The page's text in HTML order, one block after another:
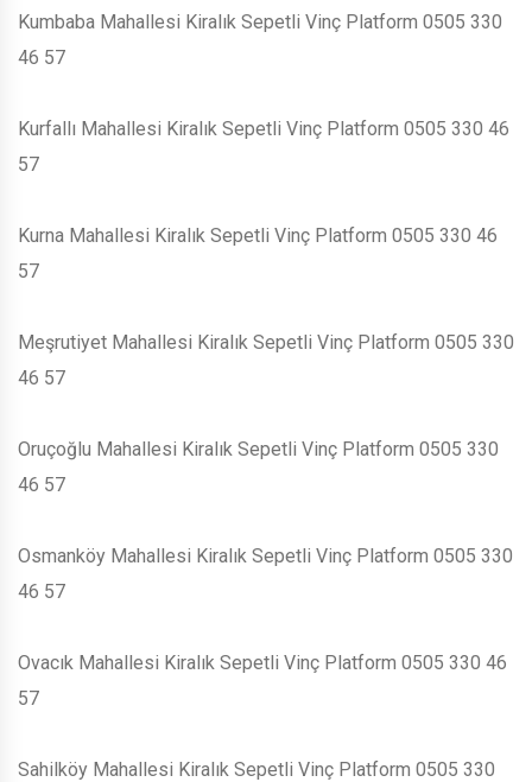
Kumbaba Mahallesi Kiralık Sepetli Vinç Platform 0505 330
46 57
Kurfallı Mahallesi Kiralık Sepetli Vinç Platform 0505 330 46
57
Kurna Mahallesi Kiralık Sepetli Vinç Platform 0505 330 46
57
Meşrutiyet Mahallesi Kiralık Sepetli Vinç Platform 0505 330
46 57
Oruçoğlu Mahallesi Kiralık Sepetli Vinç Platform 0505 330
46 57
Osmanköy Mahallesi Kiralık Sepetli Vinç Platform 0505 330
46 57
Ovacık Mahallesi Kiralık Sepetli Vinç Platform 0505 330 46
57
Sahilköy Mahallesi Kiralık Sepetli Vinç Platform 0505 330